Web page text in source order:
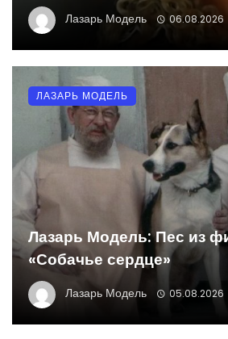
Лазарь Модель 06.08.2026
Лазарь Модель: Пес из
«Собачье сердце»
Лазарь Модель 05.08.2026
ЛАЗАРЬ МОДЕЛЬ